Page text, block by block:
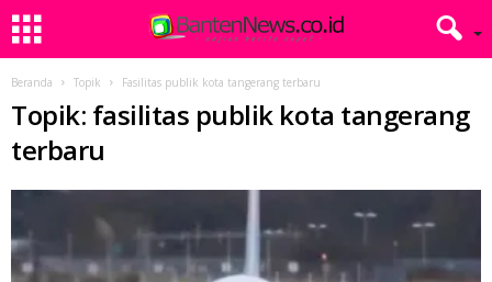
Beranda Topik Fasilitas publik kota tangerang terbaru
Topik: fasilitas publik kota tangerang
terbaru